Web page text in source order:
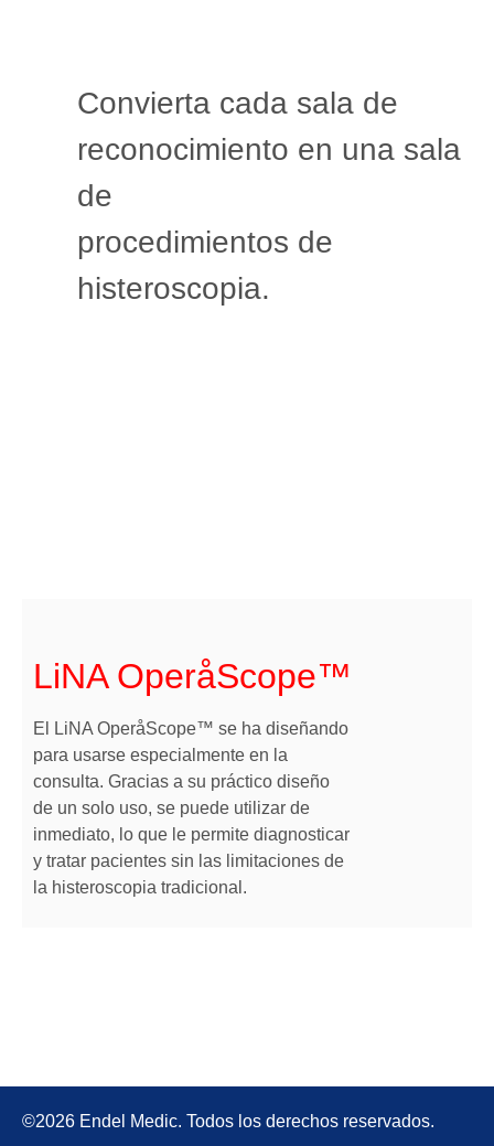
Convierta cada sala de
reconocimiento en una sala
de
procedimientos de
histeroscopia.
LiNA OperåScope™
El LiNA OperåScope™ se ha diseñando
para usarse especialmente en la
consulta. Gracias a su práctico diseño
de un solo uso, se puede utilizar de
inmediato, lo que le permite diagnosticar
y tratar pacientes sin las limitaciones de
la histeroscopia tradicional.
©2026 Endel Medic. Todos los derechos reservados.